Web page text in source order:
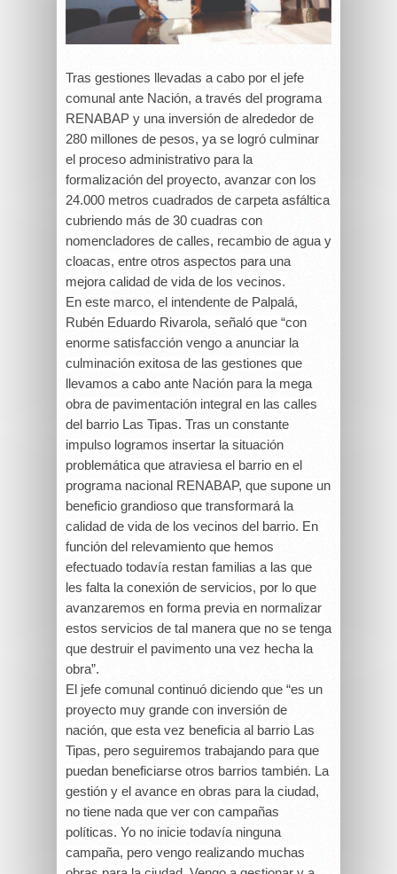
Tras gestiones llevadas a cabo por el jefe
comunal ante Nación, a través del programa
RENABAP y una inversión de alrededor de
280 millones de pesos, ya se logró culminar
el proceso administrativo para la
formalización del proyecto, avanzar con los
24.000 metros cuadrados de carpeta asfáltica
cubriendo más de 30 cuadras con
nomencladores de calles, recambio de agua y
cloacas, entre otros aspectos para una
mejora calidad de vida de los vecinos.
En este marco, el intendente de Palpalá,
Rubén Eduardo Rivarola, señaló que “con
enorme satisfacción vengo a anunciar la
culminación exitosa de las gestiones que
llevamos a cabo ante Nación para la mega
obra de pavimentación integral en las calles
del barrio Las Tipas. Tras un constante
impulso logramos insertar la situación
problemática que atraviesa el barrio en el
programa nacional RENABAP, que supone un
beneficio grandioso que transformará la
calidad de vida de los vecinos del barrio. En
función del relevamiento que hemos
efectuado todavía restan familias a las que
les falta la conexión de servicios, por lo que
avanzaremos en forma previa en normalizar
estos servicios de tal manera que no se tenga
que destruir el pavimento una vez hecha la
obra”.
El jefe comunal continuó diciendo que “es un
proyecto muy grande con inversión de
nación, que esta vez beneficia al barrio Las
Tipas, pero seguiremos trabajando para que
puedan beneficiarse otros barrios también. La
gestión y el avance en obras para la ciudad,
no tiene nada que ver con campañas
políticas. Yo no inicie todavía ninguna
campaña, pero vengo realizando muchas